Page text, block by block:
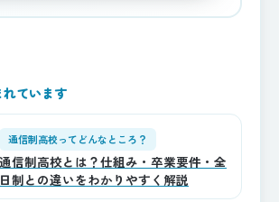
れています
通信制高校ってどんなところ？
通信制高校とは？仕組み・卒業要件・全
日制との違いをわかりやすく解説